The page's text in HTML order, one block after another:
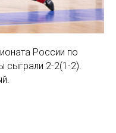
России по
сыграли 2-2(1-2).